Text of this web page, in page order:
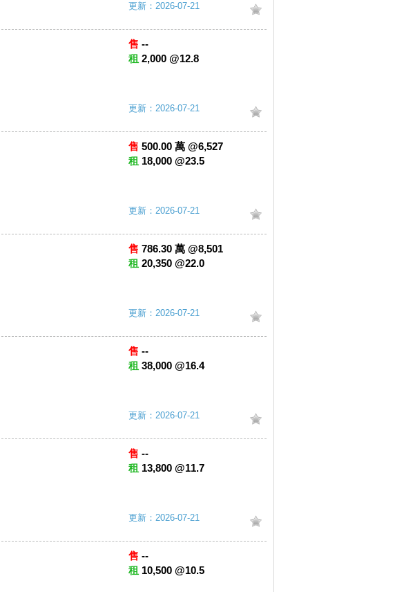
更新：2026-07-21
售 --
租 2,000 @12.8
更新：2026-07-21
售 500.00 萬 @6,527
租 18,000 @23.5
更新：2026-07-21
售 786.30 萬 @8,501
租 20,350 @22.0
更新：2026-07-21
售 --
租 38,000 @16.4
更新：2026-07-21
售 --
租 13,800 @11.7
更新：2026-07-21
售 --
租 10,500 @10.5